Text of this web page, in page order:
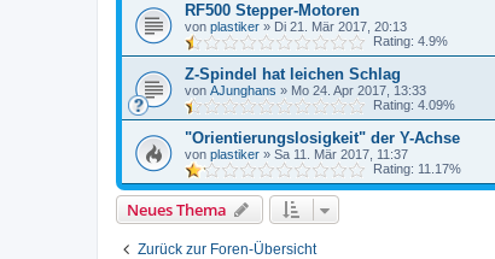
RF500 Stepper-Motoren
von plastiker » Di 21. Mär 2017, 20:13
Rating: 4.9%
Z-Spindel hat leichen Schlag
von AJunghans » Mo 24. Apr 2017, 13:33
Rating: 4.09%
"Orientierungslosigkeit" der Y-Achse
von plastiker » Sa 11. Mär 2017, 11:37
Rating: 11.17%
Neues Thema
Zurück zur Foren-Übersicht